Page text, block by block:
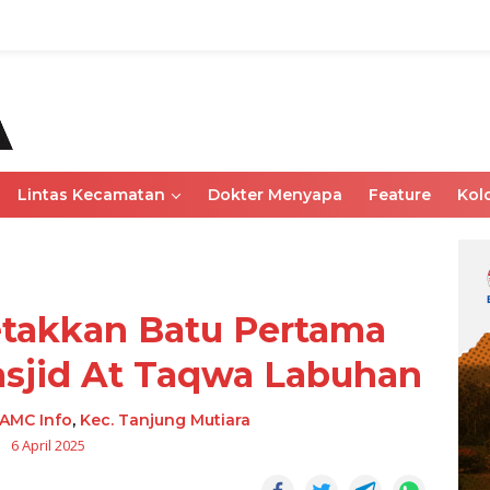
Lintas Kecamatan Dokter Menyapa Feature
Batu Pertama
At Taqwa Labuhan
Info, Kec. Tanjung Mutiara
6 April 2025